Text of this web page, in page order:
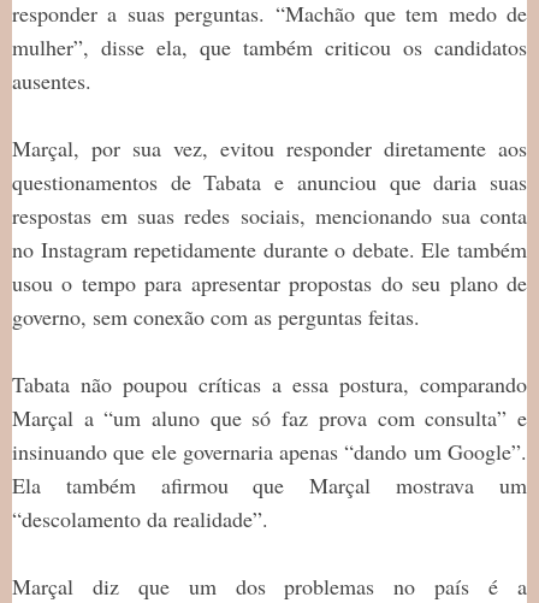
responder a suas perguntas. “Machão que tem medo de
mulher”, disse ela, que também criticou os candidatos
ausentes.
Marçal, por sua vez, evitou responder diretamente aos
questionamentos de Tabata e anunciou que daria suas
respostas em suas redes sociais, mencionando sua conta
no Instagram repetidamente durante o debate. Ele também
usou o tempo para apresentar propostas do seu plano de
governo, sem conexão com as perguntas feitas.
Tabata não poupou críticas a essa postura, comparando
Marçal a “um aluno que só faz prova com consulta” e
insinuando que ele governaria apenas “dando um Google”.
Ela também afirmou que Marçal mostrava um
“descolamento da realidade”.
Marçal diz que um dos problemas no país é a